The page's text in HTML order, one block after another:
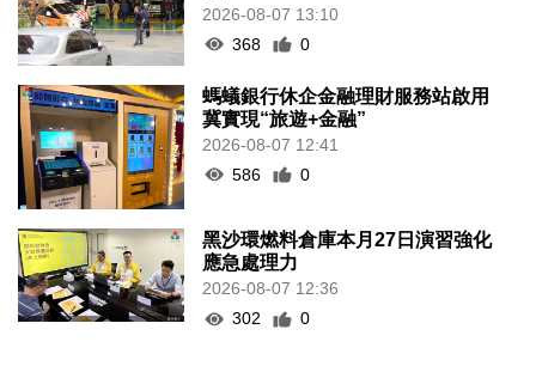
2026-08-07 13:10
368
0
螞蟻銀行休企金融理財服務站啟用
冀實現“旅遊+金融”
2026-08-07 12:41
586
0
黑沙環燃料倉庫本月27日演習強化
應急處理力
2026-08-07 12:36
302
0